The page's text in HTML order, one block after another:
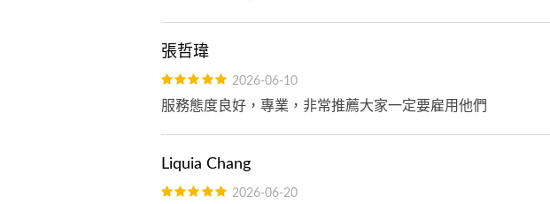
張哲瑋
2026-06-10
服務態度良好，專業，非常推薦大家一定要雇用他們
Liquia Chang
2026-06-20